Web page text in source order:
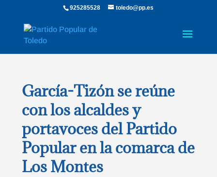
925285528 toledo@pp.es
García-Tizón se reúne
con los alcaldes y
portavoces del Partido
Popular en la comarca de
Los Montes